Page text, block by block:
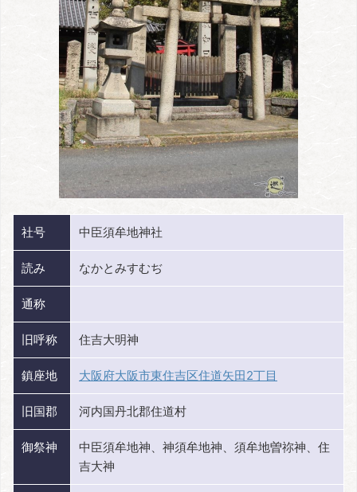
社号 中臣須牟地神社
読み なかとみすむぢ
通称
旧呼称 住吉大明神
鎮座地 大阪府大阪市東住吉区住道矢田2丁目
旧国郡 河内国丹北郡住道村
御祭神
中臣須牟地神、神須牟地神、須牟地曽祢神、住
吉大神